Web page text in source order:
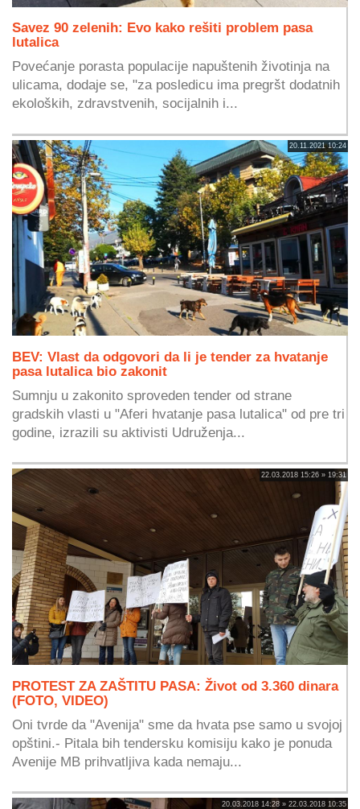
Savez 90 zelenih: Evo kako rešiti problem pasa
lutalica
Povećanje porasta populacije napuštenih životinja na
ulicama, dodaje se, "za posledicu ima pregršt dodatnih
ekoloških, zdravstvenih, socijalnih i...
20.11.2021 10:24
BEV: Vlast da odgovori da li je tender za hvatanje
pasa lutalica bio zakonit
Sumnju u zakonito sproveden tender od strane
gradskih vlasti u "Aferi hvatanje pasa lutalica" od pre tri
godine, izrazili su aktivisti Udruženja...
22.03.2018 15:26 » 19:31
PROTEST ZA ZAŠTITU PASA: Život od 3.360 dinara
(FOTO, VIDEO)
Oni tvrde da "Avenija" sme da hvata pse samo u svojoj
opštini.- Pitala bih tendersku komisiju kako je ponuda
Avenije MB prihvatljiva kada nemaju...
20.03.2018 14:28 » 22.03.2018 10:35